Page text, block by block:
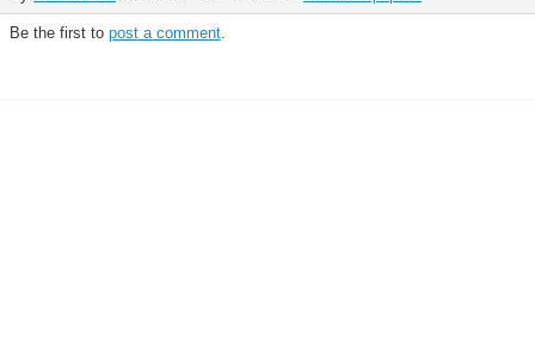
Be the first to post a comment.